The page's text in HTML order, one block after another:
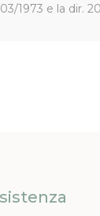
1973 e la dir.